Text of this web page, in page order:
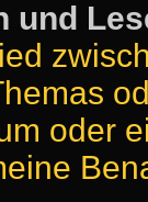
und
oder